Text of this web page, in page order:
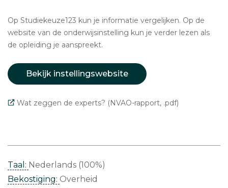
Op Studiekeuze123 kun je informatie vergelijken. Op de
website van de onderwijsinstelling kun je verder lezen als
de opleiding je aanspreekt.
Bekijk instellingswebsite
Wat zeggen de experts? (NVAO-rapport, .pdf)
Taal: Nederlands (100%)
Bekostiging: Overheid